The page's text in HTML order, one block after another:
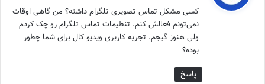
:
کسی مشکل تماس تصویری تلگرام داشته؟ من گاهی اوقات
نمی‌تونم فعالش کنم. تنظیمات تماس تلگرام رو چک کردم
ولی هنوز گیجم. تجربه کاربری ویدیو کال برای شما چطور
بوده؟
پاسخ